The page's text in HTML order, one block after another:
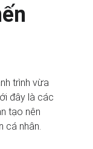
trình vừa
đây là các
tạo nên
cá nhân.